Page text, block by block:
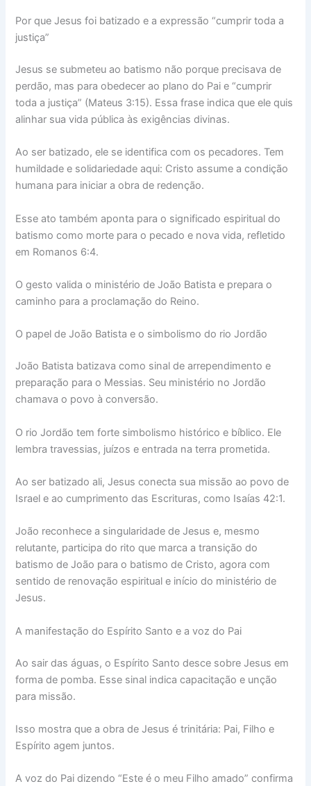
Por que Jesus foi batizado e a expressão “cumprir toda a
justiça”
Jesus se submeteu ao batismo não porque precisava de
perdão, mas para obedecer ao plano do Pai e “cumprir
toda a justiça” (Mateus 3:15). Essa frase indica que ele quis
alinhar sua vida pública às exigências divinas.
Ao ser batizado, ele se identifica com os pecadores. Tem
humildade e solidariedade aqui: Cristo assume a condição
humana para iniciar a obra de redenção.
Esse ato também aponta para o significado espiritual do
batismo como morte para o pecado e nova vida, refletido
em Romanos 6:4.
O gesto valida o ministério de João Batista e prepara o
caminho para a proclamação do Reino.
O papel de João Batista e o simbolismo do rio Jordão
João Batista batizava como sinal de arrependimento e
preparação para o Messias. Seu ministério no Jordão
chamava o povo à conversão.
O rio Jordão tem forte simbolismo histórico e bíblico. Ele
lembra travessias, juízos e entrada na terra prometida.
Ao ser batizado ali, Jesus conecta sua missão ao povo de
Israel e ao cumprimento das Escrituras, como Isaías 42:1.
João reconhece a singularidade de Jesus e, mesmo
relutante, participa do rito que marca a transição do
batismo de João para o batismo de Cristo, agora com
sentido de renovação espiritual e início do ministério de
Jesus.
A manifestação do Espírito Santo e a voz do Pai
Ao sair das águas, o Espírito Santo desce sobre Jesus em
forma de pomba. Esse sinal indica capacitação e unção
para missão.
Isso mostra que a obra de Jesus é trinitária: Pai, Filho e
Espírito agem juntos.
A voz do Pai dizendo “Este é o meu Filho amado” confirma